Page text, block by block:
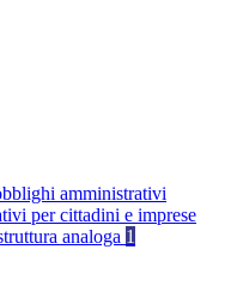
amministrativi
per cittadini e imprese
analoga 1